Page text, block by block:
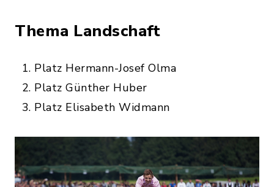
Thema Landschaft
Platz Hermann-Josef Olma
Platz Günther Huber
Platz Elisabeth Widmann